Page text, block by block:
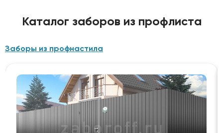
Каталог заборов из профлиста
Заборы из профнастила